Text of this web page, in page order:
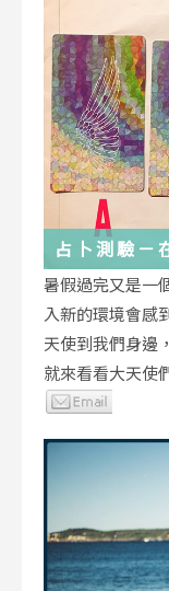
占卜測驗－
暑假過完又是一
入新的環境會感
天使到我們身邊
就來看看大天使